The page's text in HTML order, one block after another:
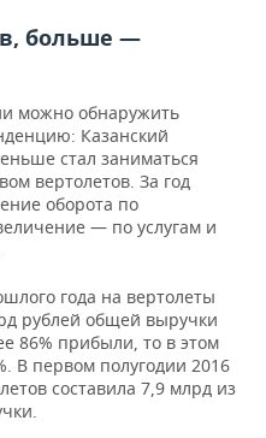
больше —
можно обнаружить
Казанский
стал заниматься
вертолетов. За год
оборота по
— по услугам и
года на вертолеты
рублей общей выручки
86% прибыли, то в этом
В первом полугодии 2016
составила 7,9 млрд из